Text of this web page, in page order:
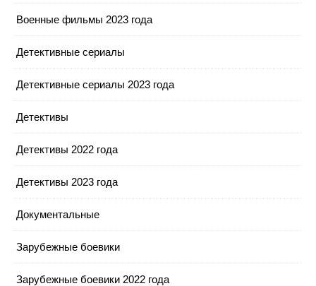
Военные фильмы 2023 года
Детективные сериалы
Детективные сериалы 2023 года
Детективы
Детективы 2022 года
Детективы 2023 года
Документальные
Зарубежные боевики
Зарубежные боевики 2022 года